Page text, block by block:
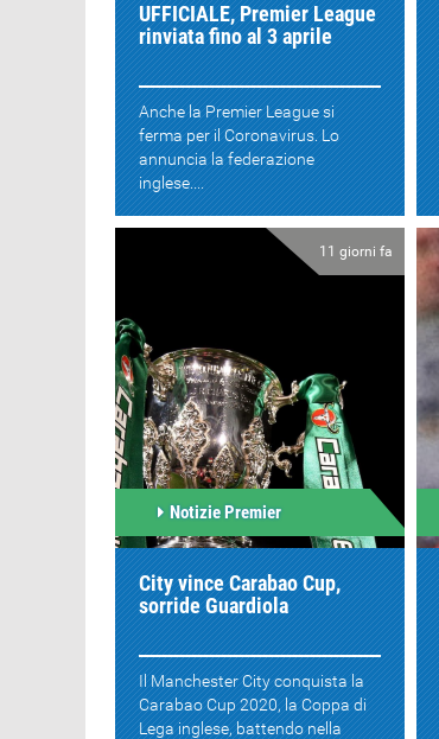
UFFICIALE, Premier League
rinviata fino al 3 aprile
Anche la Premier League si
ferma per il Coronavirus. Lo
annuncia la federazione
inglese....
11 giorni fa
Notizie Premier
City vince Carabao Cup,
sorride Guardiola
Il Manchester City conquista la
Carabao Cup 2020, la Coppa di
Lega inglese, battendo nella